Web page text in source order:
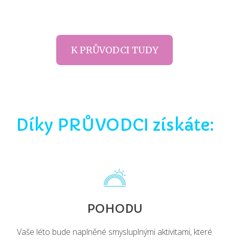
K PRŮVODCI TUDY
Díky PRŮVODCI získáte:
POHODU
Vaše léto bude naplněné smysluplnými aktivitami, které